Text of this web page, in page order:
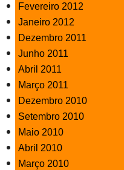
Fevereiro 2012
Janeiro 2012
Dezembro 2011
Junho 2011
Abril 2011
Março 2011
Dezembro 2010
Setembro 2010
Maio 2010
Abril 2010
Março 2010